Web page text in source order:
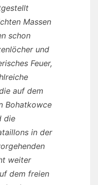
Massen
schon
und
Feuer,
auf dem
Bohatkowce
die
in der
weiter
dem freien